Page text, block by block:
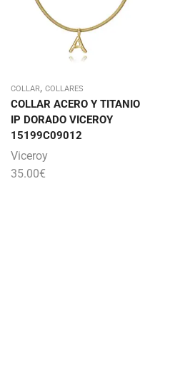
COLLAR, COLLARES
COLLAR ACERO Y TITANIO
IP DORADO VICEROY
15199C09012
Viceroy
35.00€